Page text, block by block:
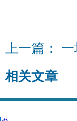
上一篇：
相关文章